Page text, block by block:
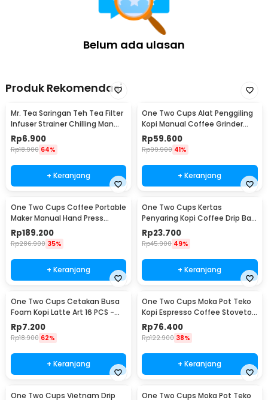
Belum ada ulasan
Produk Rekomendasi
Mr. Tea Saringan Teh Tea Filter
Infuser Strainer Chilling Man
Silicon - MR03
Rp6.900
Rp18.900 64%
+ Keranjang
One Two Cups Alat Penggiling
Kopi Manual Coffee Grinder
Portable - WFCG9800
Rp59.600
Rp99.900 41%
+ Keranjang
One Two Cups Coffee Portable
Maker Manual Hand Press
Espresso 300ml - T35066
Rp189.200
Rp286.900 35%
+ Keranjang
One Two Cups Kertas
Penyaring Kopi Coffee Drip Bag
Paper Filter 50PCS - T111
Rp23.700
Rp45.900 49%
+ Keranjang
One Two Cups Cetakan Busa
Foam Kopi Latte Art 16 PCS -
JJYE01
Rp7.200
Rp18.900 62%
+ Keranjang
One Two Cups Moka Pot Teko
Kopi Espresso Coffee Stovetop
6 Cup 300ml - Z20
Rp76.400
Rp122.900 38%
+ Keranjang
One Two Cups Vietnam Drip One Two Cups Moka Pot Teko